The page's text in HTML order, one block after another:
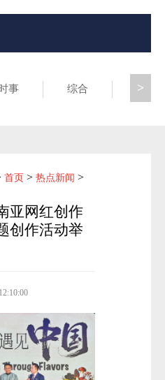
事 综合 昆滇
>
首页 > 热点新闻 >
亚网红创作
创作活动举